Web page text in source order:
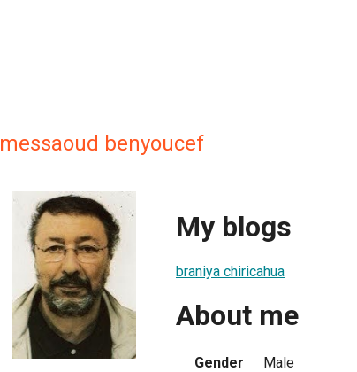
messaoud benyoucef
My blogs
braniya chiricahua
About me
Gender
Male